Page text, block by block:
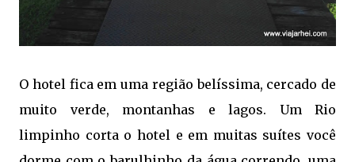
O hotel fica em uma região belíssima, cercado de
muito verde, montanhas e lagos. Um Rio
limpinho corta o hotel e em muitas suítes você